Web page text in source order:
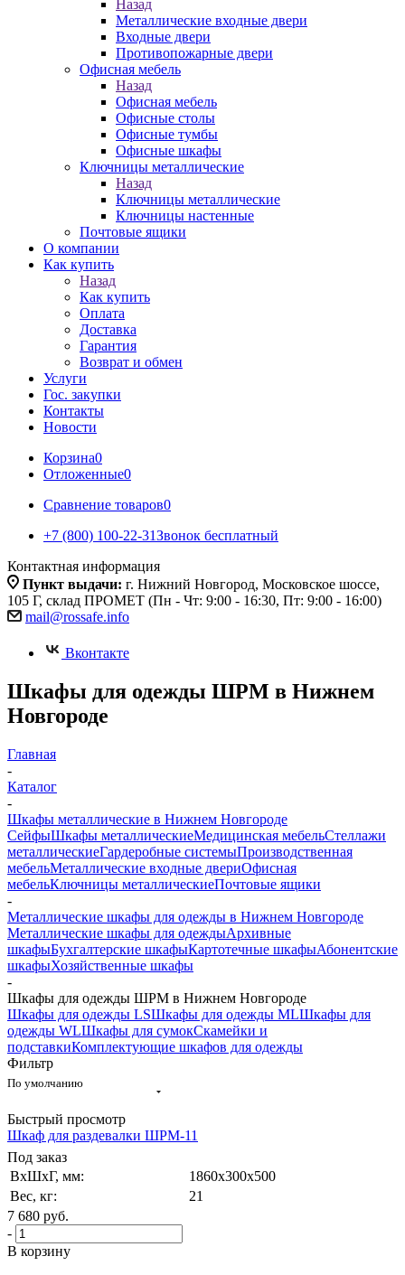
Назад
Металлические входные двери
Входные двери
Противопожарные двери
Офисная мебель
Назад
Офисная мебель
Офисные столы
Офисные тумбы
Офисные шкафы
Ключницы металлические
Назад
Ключницы металлические
Ключницы настенные
Почтовые ящики
О компании
Как купить
Назад
Как купить
Оплата
Доставка
Гарантия
Возврат и обмен
Услуги
Гос. закупки
Контакты
Новости
Корзина0
Отложенные0
Сравнение товаров0
+7 (800) 100-22-31Звонок бесплатный
Контактная информация
Пункт выдачи: г. Нижний Новгород, Московское шоссе,
105 Г, склад ПРОМЕТ (Пн - Чт: 9:00 - 16:30, Пт: 9:00 - 16:00)
mail@rossafe.info
Вконтакте
Шкафы для одежды ШРМ в Нижнем
Новгороде
Главная
-
Каталог
-
Шкафы металлические в Нижнем Новгороде
СейфыШкафы металлическиеМедицинская мебельСтеллажи
металлическиеГардеробные системыПроизводственная
мебельМеталлические входные двериОфисная
мебельКлючницы металлическиеПочтовые ящики
-
Металлические шкафы для одежды в Нижнем Новгороде
Металлические шкафы для одеждыАрхивные
шкафыБухгалтерские шкафыКартотечные шкафыАбонентские
шкафыХозяйственные шкафы
-
Шкафы для одежды ШРМ в Нижнем Новгороде
Шкафы для одежды LSШкафы для одежды MLШкафы для
одежды WLШкафы для сумокСкамейки и
подставкиКомплектующие шкафов для одежды
Фильтр
По умолчанию
Быстрый просмотр
Шкаф для раздевалки ШРМ-11
Под заказ
ВxШxГ, мм:
1860x300x500
Вес, кг:
21
7 680 руб.
-
В корзину